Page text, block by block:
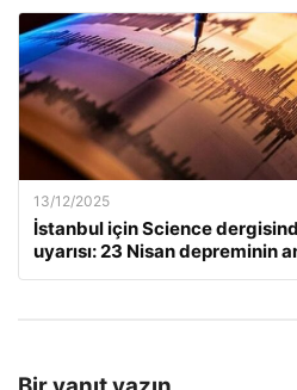
13/12/2025
İstanbul için Science
uyarısı: 23 Nisan depreminin